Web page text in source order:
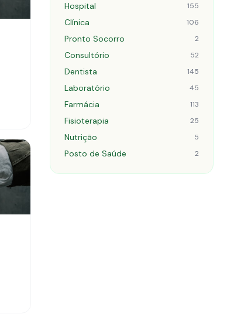
Hospital 155
Clínica 106
Pronto Socorro 2
Consultório 52
Dentista 145
Laboratório 45
Farmácia 113
Fisioterapia 25
Nutrição 5
Posto de Saúde 2